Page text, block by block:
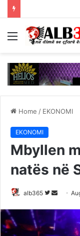
Menu
Home / EKONOMI
EKONOMI
Mbyllen
natës në
alb365
Follow
Twitter
Send
email